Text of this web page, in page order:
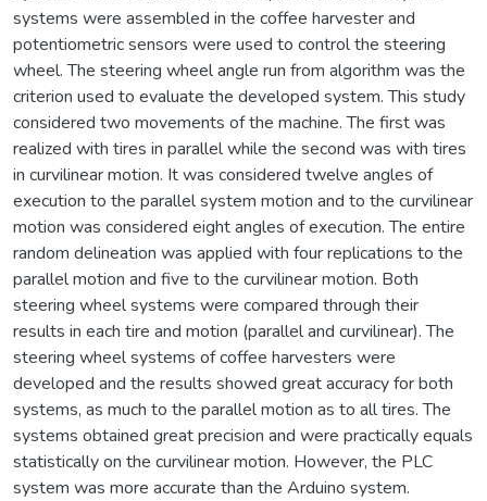
systems were assembled in the coffee harvester and
potentiometric sensors were used to control the steering
wheel. The steering wheel angle run from algorithm was the
criterion used to evaluate the developed system. This study
considered two movements of the machine. The first was
realized with tires in parallel while the second was with tires
in curvilinear motion. It was considered twelve angles of
execution to the parallel system motion and to the curvilinear
motion was considered eight angles of execution. The entire
random delineation was applied with four replications to the
parallel motion and five to the curvilinear motion. Both
steering wheel systems were compared through their
results in each tire and motion (parallel and curvilinear). The
steering wheel systems of coffee harvesters were
developed and the results showed great accuracy for both
systems, as much to the parallel motion as to all tires. The
systems obtained great precision and were practically equals
statistically on the curvilinear motion. However, the PLC
system was more accurate than the Arduino system.